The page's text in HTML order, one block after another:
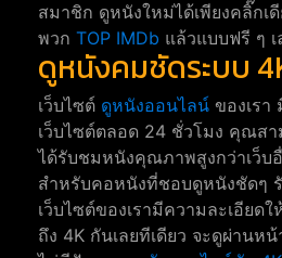
สมาชิก ดูหนังใหม่ได้เพียงคลิ๊กเ
พวก TOP IMDb แล้วแบบฟรี ๆ เ
ดูหนังคมชัดระบบ
เว็บไซต์ ดูหนังออนไลน์ ของเร
เว็บไซต์ตลอด 24 ชั่วโมง คุณสา
ได้รับชมหนังคุณภาพสูงกว่าเว็
สำหรับคอหนังที่ชอบดูหนังชัดๆ รั
เว็บไซต์ของเรามีความละเอียด
ถึง 4K กันเลยทีเดียว จะดูผ่านห